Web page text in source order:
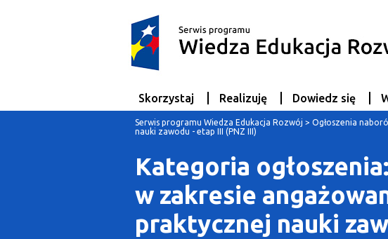
Skorzystaj Realizuję Dowiedz się
Serwis programu Wiedza Edukacja Rozwój > Ogłoszenia
nauki zawodu - etap III (PNZ III)
Kategoria
w zakresie
praktycznej nauki